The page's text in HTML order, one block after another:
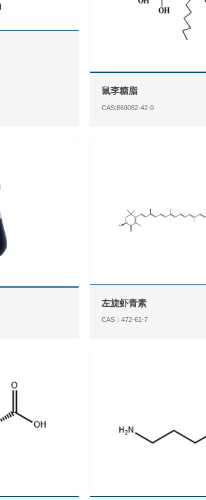
鼠李糖脂
CAS:869062-42-0
左旋虾青素
CAS：472-61-7